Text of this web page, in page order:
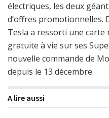
électriques, les deux
d’offres promotionnelles.
Tesla a ressorti une carte
gratuite à vie sur ses
nouvelle commande de
depuis le 13 décembre.
A lire aussi